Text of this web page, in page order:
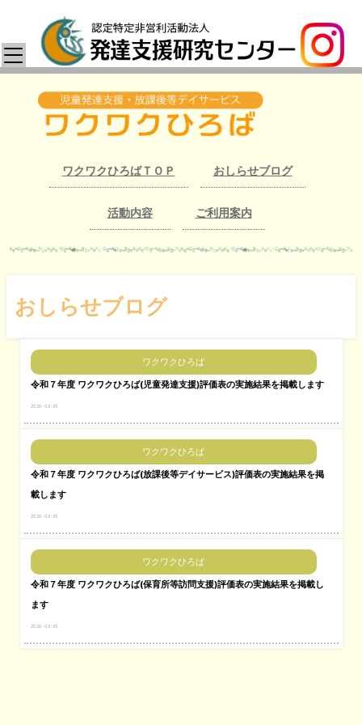
ワクワクひろばＴＯＰ おしらせブログ
活動内容 ご利用案内
おしらせブログ
ワクワクひろば
令和７年度 ワクワクひろば(児童発達支援)評価表の実施結果を掲載します
2026-02-25
ワクワクひろば
令和７年度 ワクワクひろば(放課後等デイサービス)評価表の実施結果を掲
載します
2026-02-25
ワクワクひろば
令和７年度 ワクワクひろば(保育所等訪問支援)評価表の実施結果を掲載し
ます
2026-02-25